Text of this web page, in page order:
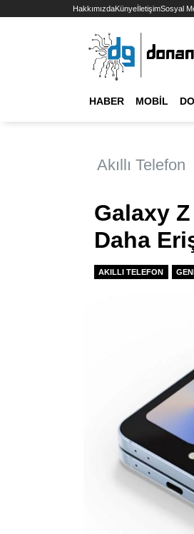
HakkımızdaKünyeİletişimSosyal
HABER MOBIL
Akıllı Telefon
Galaxy
Daha
AKILLI TELEFON